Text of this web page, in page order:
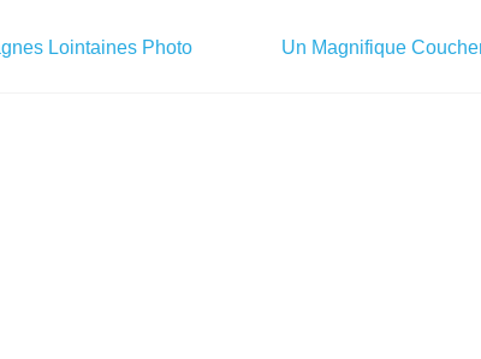
Lointaines Photo
Un Magnifique